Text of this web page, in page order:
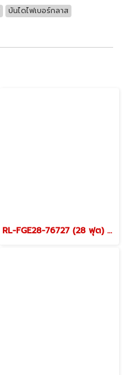
บันไดไฟเบอร์กลาส
RL-FGE28-76727 (28 ฟุต) บันไดไฟเบอร์กลาส สไลด์เลื่อน 2 ตอน RL-FGE